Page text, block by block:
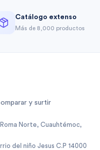
Catálogo extenso
Más de 8,000 productos
y surtir
Norte, Cuauhtémoc,
del niño Jesus C.P 14000